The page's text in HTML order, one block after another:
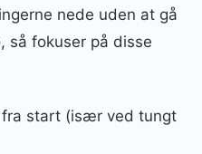
nede uden at gå
så fokuser på disse
fra start (især ved tungt